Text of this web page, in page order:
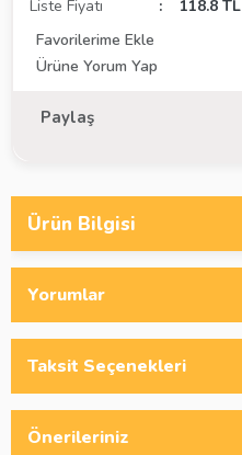
Liste Fiyatı
118.8 TL
Ürüne Yorum Yap
Paylaş
Ürün Bilgisi
Yorumlar
Taksit Seçenekleri
Önerileriniz